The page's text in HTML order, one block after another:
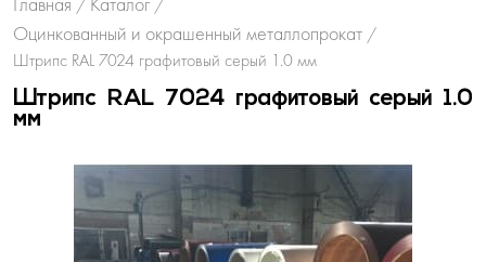
/ /
Оцинкованный и окрашенный металлопрокат /
Штрипс RAL 7024 графитовый серый 1.0 мм
Штрипс RAL 7024 графитовый серый 1.0
мм